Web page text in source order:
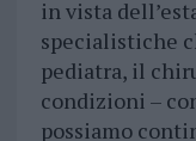
in vista
specialistiche
pediatra, il
condizioni –
possiamo